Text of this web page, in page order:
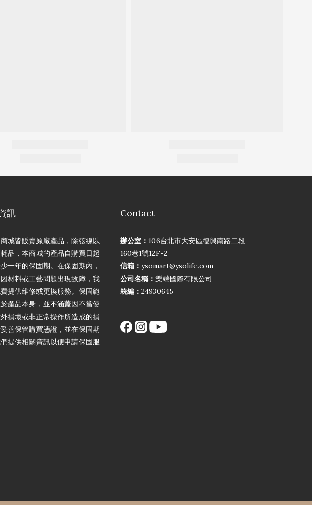
訊
城皆販賣原廠產品，除弦線以
品，本商城的產品自購買日起
一年的保固期。在保固期內，
材料或工藝問題出現故障，我
提供維修或更換服務。保固範
產品本身，並不涵蓋因不當使
損壞或非正常操作所造成的損
善保管購買憑證，並在保固期
提供相關資訊以便申請保固服
Contact
辦公室： 106台北市大安區復興南路二段
160巷1號12F-2
信箱： ysomart@ysolife.com
公司名稱： 樂端國際有限公司
統編： 24930645